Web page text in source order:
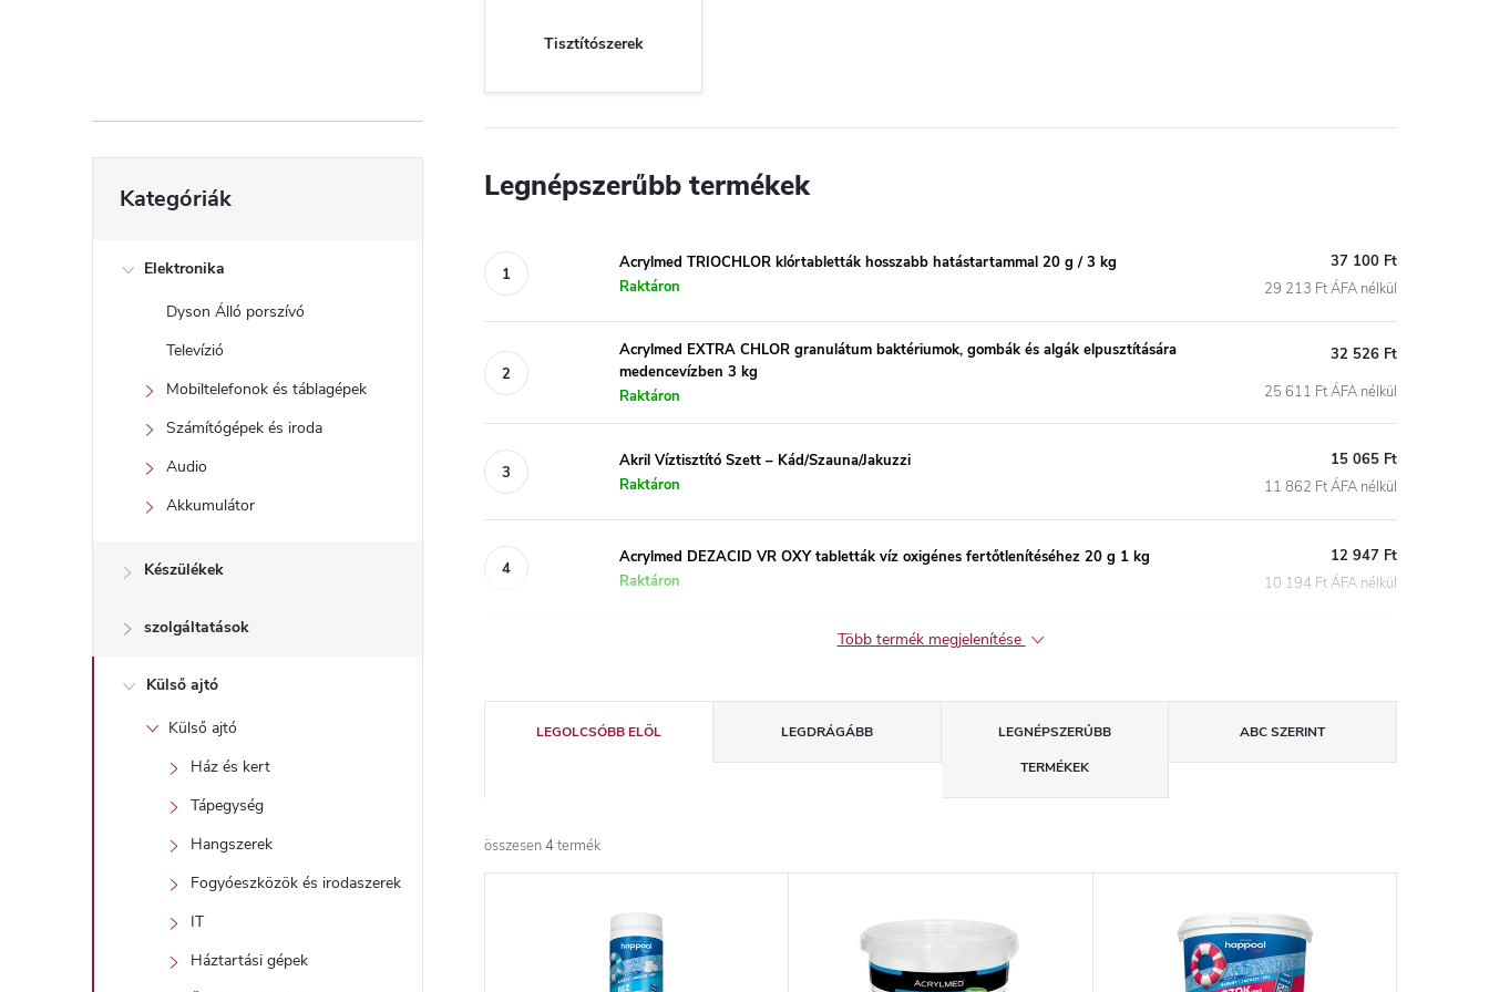
l
sátugrása
Kategóriák
Elektronika
Dyson Álló porszívó
Televízió
Mobiltelefonok és táblagépek
Számítógépek és iroda
Audio
Akkumulátor
Készülékek
szolgáltatások
Külső ajtó
Külső ajtó
Ház és kert
Tápegység
Hangszerek
Fogyóeszközök és irodaszerek
IT
Háztartási gépek
Tisztítószerek
Legnépszerűbb termékek
Acrylmed TRIOCHLOR klórtabletták hosszabb hatástartammal 20 g / 3 kg
Raktáron
37 100 Ft
29 213 Ft ÁFA nélkül
Acrylmed EXTRA CHLOR granulátum baktériumok, gombák és algák elpusztítására
medencevízben 3 kg
Raktáron
32 526 Ft
25 611 Ft ÁFA nélkül
Akril Víztisztító Szett – Kád/Szauna/Jakuzzi
Raktáron
15 065 Ft
11 862 Ft ÁFA nélkül
Acrylmed DEZACID VR OXY tabletták víz oxigénes fertőtlenítéséhez 20 g 1 kg
Raktáron
12 947 Ft
10 194 Ft ÁFA nélkül
Több termék megjelenítése
e
r
m
LEGOLCSÓBB ELÖL LEGDRÁGÁBB
LEGNÉPSZERŰBB
TERMÉKEK
ABC SZERINT
összesen4termék